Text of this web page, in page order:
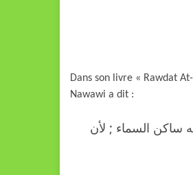
Dans son livre « Rawdat
Nawawi a dit :
ساكن السماء ; لأن